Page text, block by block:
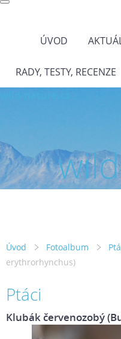
ÚVOD
RADY, TESTY, RECENZE
Úvod Fotoalbum
erythrorhynchus)
Ptáci
Klubák červenozobý